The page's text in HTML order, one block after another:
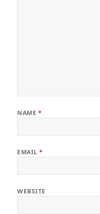
NAME *
EMAIL*
WEBSITE